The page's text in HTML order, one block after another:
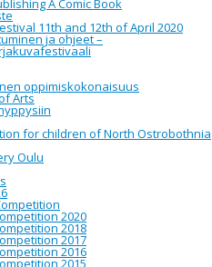
A Comic Book
11th and 12th of April 2020
ja ohjeet –
oppimiskokonaisuus
Arts
for children of North Ostrobothnia
Oulu
2020
2018
2017
2016
2015
Oulun
Avajaisia vietetään lauantaina
Sarjakuvakeskuksella ja
sarjakuvantekijät Ville
Søren Mosdal sekä Aapo
sopiva sarjakuva -
sekä
myös Esko Heikkilän Kaikki
sarjakuvakeskuksen
paikalla avajaispäivänä ja
Birdy -
ovet auki
Työpajassa väritetään ja
Työpajassa